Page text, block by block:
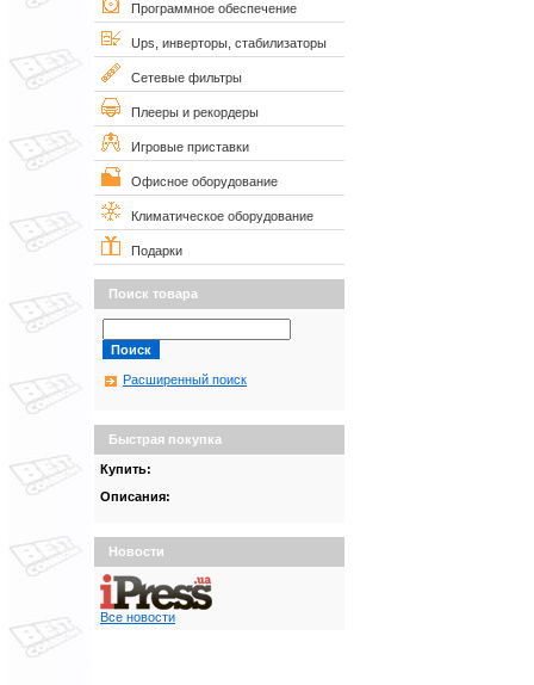
Программное обеспечение
Ups, инверторы, стабилизаторы
Сетевые фильтры
Плееры и рекордеры
Игровые приставки
Офисное оборудование
Климатическое оборудование
Подарки
Поиск товара
Расширенный поиск
Быстрая покупка
Купить:
Описания:
Новости
Все новости